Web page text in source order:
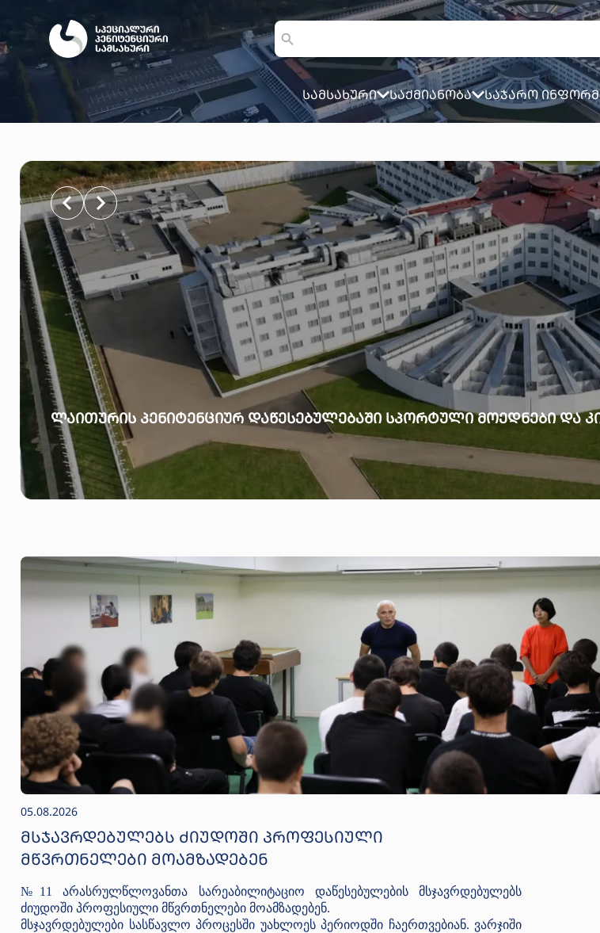
სამსახური საქმიანობა საჯარო
ᲚᲐᲘᲗᲣᲠᲘᲡ ᲞᲔᲜᲘᲢᲔᲜᲪᲘᲣᲠ ᲓᲐᲬᲔᲡᲔᲑᲣᲚᲔᲑᲐᲨᲘ ᲡᲞᲝᲠᲢᲣᲚᲘ ᲛᲝᲔᲓᲜᲔᲑᲘ ᲓᲐ
05.08.2026
ᲛᲡᲯᲐᲕᲠᲓᲔᲑᲣᲚᲔᲑᲡ ᲫᲘᲣᲓᲝᲨᲘ ᲞᲠᲝᲤᲔᲡᲘᲣᲚᲘ
ᲛᲬᲕᲠᲗᲜᲔᲚᲔᲑᲘ ᲛᲝᲐᲛᲖᲐᲓᲔᲑᲔᲜ
№11 არასრულწლოვანთა სარეაბილიტაციო დაწესებულების მსჯავრდებულებს
ძიუდოში პროფესიული მწვრთნელები მოამზადებენ.
მსჯავრდებულები სასწავლო პროცესში უახლოეს პერიოდში ჩაერთვებიან. ვარჯიში